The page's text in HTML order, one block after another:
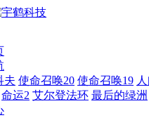
夫 使命召唤20 使命召唤19
命运2 艾尔登法环 最后的绿洲